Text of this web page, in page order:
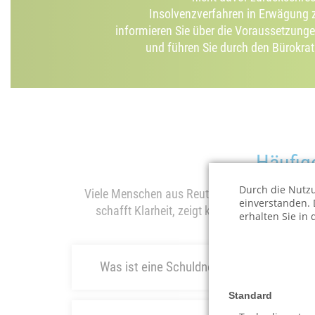
Insolvenzverfahren in Erwägung
informieren Sie über die
und führen Sie durch den
Viele Menschen aus Reutlingen und dem
schafft Klarheit, zeigt konkrete Lösungen
Was ist eine Schuldnerberatung und
Durch die
einverstanden.
erhalten Sie in
Standard